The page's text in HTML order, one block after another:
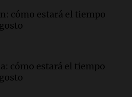
advierten sobre
en la industria
cómo estará el tiempo
cómo estará el tiempo